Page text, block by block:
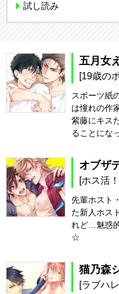
試し読み
五月女
[19歳の
スポーツ紙
は憧れの作
紫藤にキス
ることにな
オブザ
[ホス活
先輩ホスト
た新人ホス
れど…魅惑
☆
猫乃森
[ラブハ